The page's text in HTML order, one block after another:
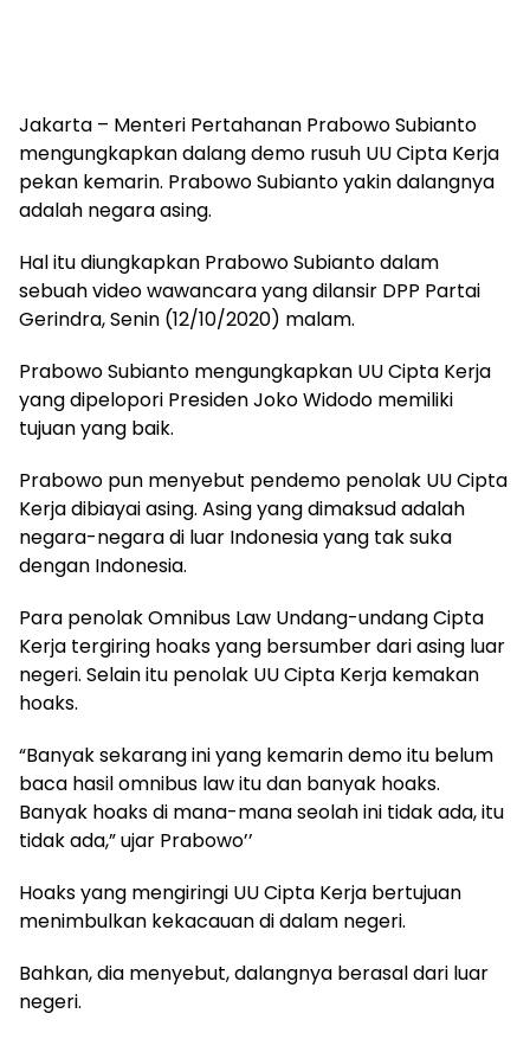
Jakarta – Menteri Pertahanan Prabowo Subianto
mengungkapkan dalang demo rusuh UU Cipta Kerja
pekan kemarin. Prabowo Subianto yakin dalangnya
adalah negara asing.
Hal itu diungkapkan Prabowo Subianto dalam
sebuah video wawancara yang dilansir DPP Partai
Gerindra, Senin (12/10/2020) malam.
Prabowo Subianto mengungkapkan UU Cipta Kerja
yang dipelopori Presiden Joko Widodo memiliki
tujuan yang baik.
Prabowo pun menyebut pendemo penolak UU Cipta
Kerja dibiayai asing. Asing yang dimaksud adalah
negara-negara di luar Indonesia yang tak suka
dengan Indonesia.
Para penolak Omnibus Law Undang-undang Cipta
Kerja tergiring hoaks yang bersumber dari asing luar
negeri. Selain itu penolak UU Cipta Kerja kemakan
hoaks.
“Banyak sekarang ini yang kemarin demo itu belum
baca hasil omnibus law itu dan banyak hoaks.
Banyak hoaks di mana-mana seolah ini tidak ada, itu
tidak ada,” ujar Prabowo’’
Hoaks yang mengiringi UU Cipta Kerja bertujuan
menimbulkan kekacauan di dalam negeri.
Bahkan, dia menyebut, dalangnya berasal dari luar
negeri.